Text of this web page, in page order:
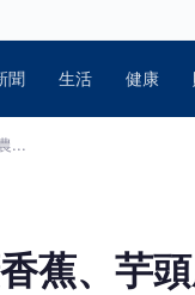
聞 生活 健康
...
蕉、芋